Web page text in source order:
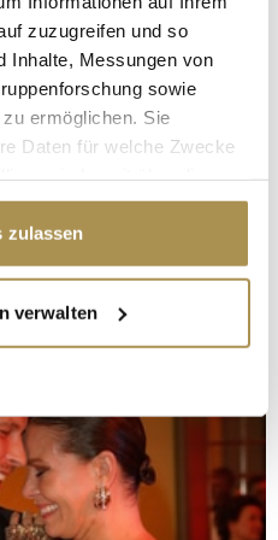
zuzugreifen und so
Inhalte, Messungen von
sowie
ermöglichen. Sie
Daten für welche Zwecke
Klicken auf das Privacy
geografische Lage
einige Meter genau sein
identifizieren
Ihre persönlichen Daten
Sie Ihre Präferenzen im
zulassen
verwalten